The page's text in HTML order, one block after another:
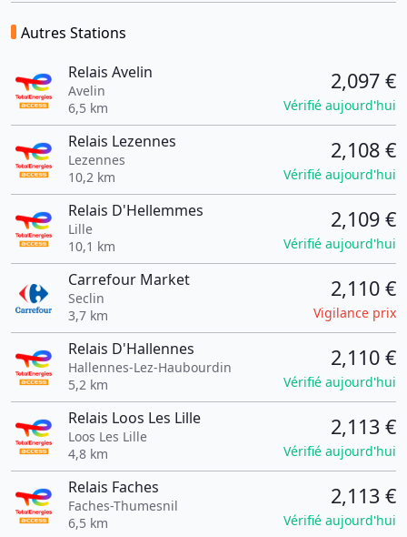
Autres Stations
Relais Avelin
Avelin
6,5 km
2,097 €
Vérifié aujourd'hui
Relais Lezennes
Lezennes
10,2 km
2,108 €
Vérifié aujourd'hui
Relais D'Hellemmes
Lille
10,1 km
2,109 €
Vérifié aujourd'hui
Carrefour Market
Seclin
3,7 km
2,110 €
Vigilance prix
Relais D'Hallennes
Hallennes-Lez-Haubourdin
5,2 km
2,110 €
Vérifié aujourd'hui
Relais Loos Les Lille
Loos Les Lille
4,8 km
2,113 €
Vérifié aujourd'hui
Relais Faches
Faches-Thumesnil
6,5 km
2,113 €
Vérifié aujourd'hui